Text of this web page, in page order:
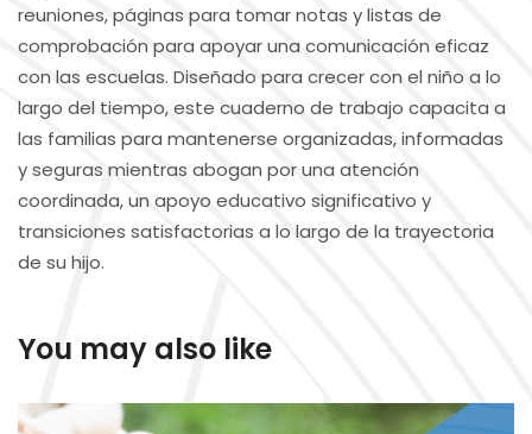
reuniones, páginas para tomar notas y listas de
comprobación para apoyar una comunicación eficaz
con las escuelas. Diseñado para crecer con el niño a lo
largo del tiempo, este cuaderno de trabajo capacita a
las familias para mantenerse organizadas, informadas
y seguras mientras abogan por una atención
coordinada, un apoyo educativo significativo y
transiciones satisfactorias a lo largo de la trayectoria
de su hijo.
You may also like